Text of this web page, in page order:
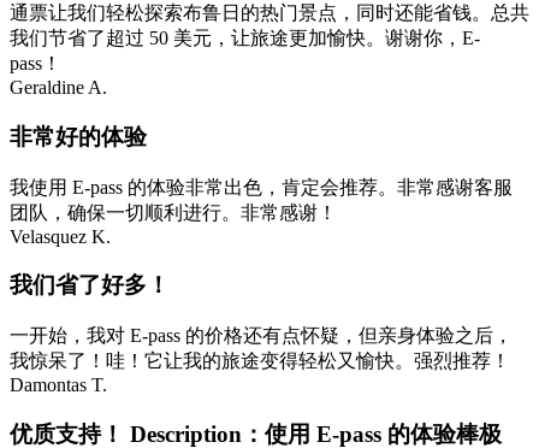
通票让我们轻松探索布鲁日的热门景点，同时还能省钱。总共
我们节省了超过 50 美元，让旅途更加愉快。谢谢你，E-
pass！
Geraldine A.
非常好的体验
我使用 E-pass 的体验非常出色，肯定会推荐。非常感谢客服
团队，确保一切顺利进行。非常感谢！
Velasquez K.
我们省了好多！
一开始，我对 E-pass 的价格还有点怀疑，但亲身体验之后，
我惊呆了！哇！它让我的旅途变得轻松又愉快。强烈推荐！
Damontas T.
优质支持！ Description：使用 E-pass 的体验棒极